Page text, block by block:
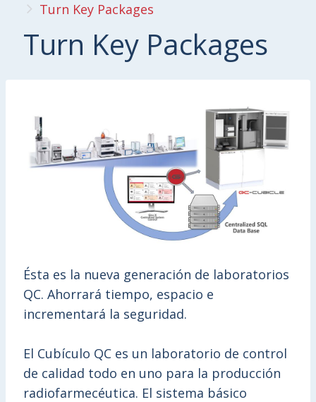
Turn Key Packages
Turn Key Packages
Ésta es la nueva generación de laboratorios
QC. Ahorrará tiempo, espacio e
incrementará la seguridad.
El Cubículo QC es un laboratorio de control
de calidad todo en uno para la producción
radiofarmecéutica. El sistema básico